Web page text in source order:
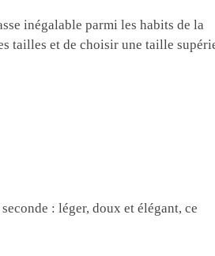
inégalable parmi les habits de la
tailles et de choisir une taille
: léger, doux et élégant, ce